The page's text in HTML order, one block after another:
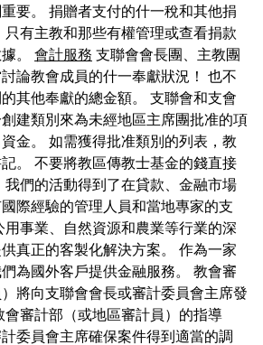
要。 捐贈者支付的什一稅和其他捐
有主教和那些有權管理或查看捐款
。 會計服務 支聯會會長團、主教團
論教會成員的什一奉獻狀況！ 也不
其他奉獻的總金額。 支聯會和支會
建類別來為未經地區主席團批准的項
金。 如需獲得批准類別的列表，教
。 不要將教區傳教士基金的錢直接
我們的活動得到了在貸款、金融市場
際經驗的管理人員和當地專家的支
事業、自然資源和農業等行業的深
真正的客製化解決方案。 作為一家
為國外客戶提供金融服務。 教會審
將向支聯會會長或審計委員會主席發
會審計部（或地區審計員）的指導
委員會主席確保案件得到適當的調